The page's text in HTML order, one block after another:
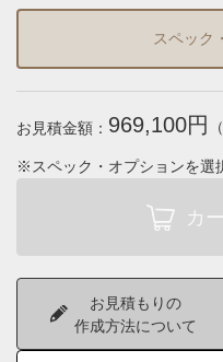
スペック
お見積金額： 969,100円
※スペック・オプションを選
お見積もりの
作成方法について